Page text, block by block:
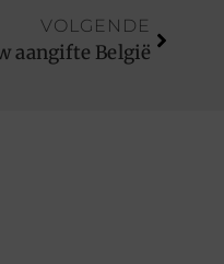
VOLGENDE
aangifte België